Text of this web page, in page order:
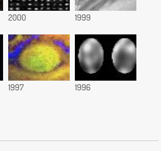
2000 1999
1997 1996